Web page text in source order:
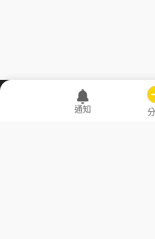
職場透明
通知